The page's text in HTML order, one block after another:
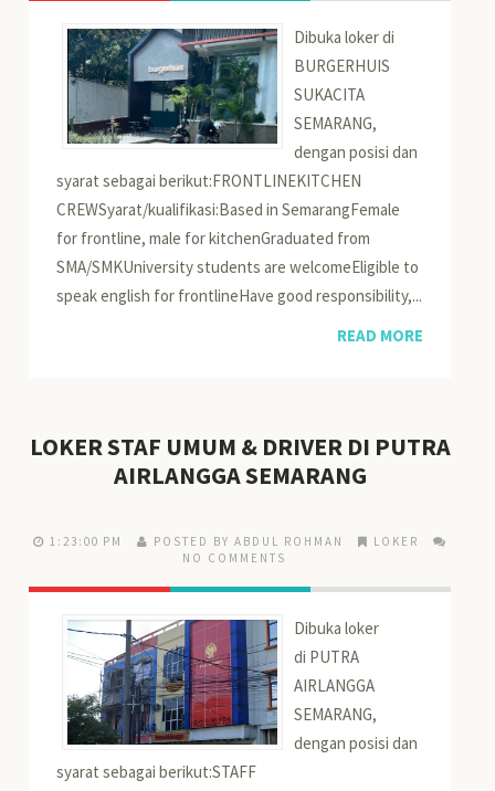
Dibuka loker di
BURGERHUIS
SUKACITA
SEMARANG,
dengan posisi dan
syarat sebagai berikut:FRONTLINEKITCHEN
CREWSyarat/kualifikasi:Based in SemarangFemale
for frontline, male for kitchenGraduated from
SMA/SMKUniversity students are welcomeEligible to
speak english for frontlineHave good responsibility,...
READ MORE
LOKER STAF UMUM & DRIVER DI PUTRA
AIRLANGGA SEMARANG
1:23:00 PM POSTED BY ABDUL ROHMAN
LOKER
NO COMMENTS
Dibuka loker
di PUTRA
AIRLANGGA
SEMARANG,
dengan posisi dan
syarat sebagai berikut:STAFF